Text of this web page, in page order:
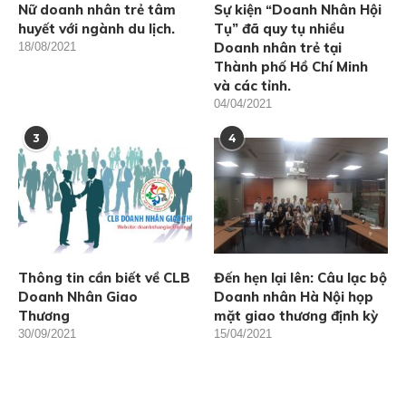
Nữ doanh nhân trẻ tâm
huyết với ngành du lịch.
18/08/2021
Sự kiện “Doanh Nhân Hội
Tụ” đã quy tụ nhiều
Doanh nhân trẻ tại
Thành phố Hồ Chí Minh
và các tỉnh.
04/04/2021
3
Thông tin cần biết về CLB
Doanh Nhân Giao
Thương
30/09/2021
4
Đến hẹn lại lên: Câu lạc bộ
Doanh nhân Hà Nội họp
mặt giao thương định kỳ
15/04/2021